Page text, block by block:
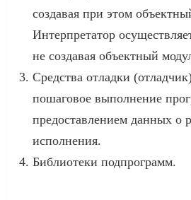
создавая при этом
Интерпретатор
не создавая объектный
Средства отладки
пошаговое выполнение
предоставлением данных о
исполнения.
Библиотеки подпрограмм.